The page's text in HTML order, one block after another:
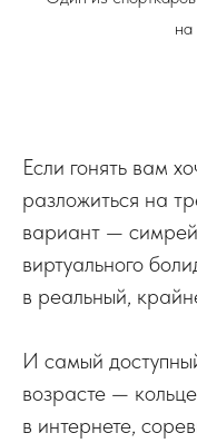
на
Если гонять вам
разложиться на
вариант —
виртуального
в реальный,
И самый
возрасте —
в интернете,